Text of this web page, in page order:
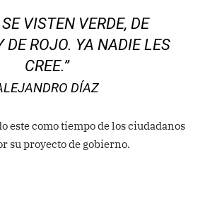
VISTEN VERDE, DE
DE ROJO. YA NADIE LES
CREE.”
DÍAZ
este como tiempo de los ciudadanos
su proyecto de gobierno.